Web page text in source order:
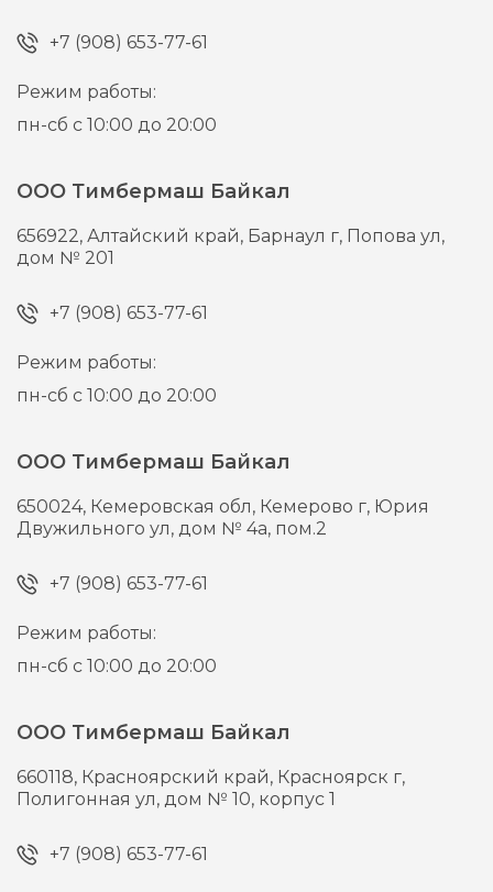
+7 (908) 653-77-61
Режим работы:
пн-сб с 10:00 до 20:00
ООО Тимбермаш Байкал
656922,Алтайский край, Барнаул г, Попова ул,
дом № 201
+7 (908) 653-77-61
Режим работы:
пн-сб с 10:00 до 20:00
ООО Тимбермаш Байкал
650024, Кемеровская обл, Кемерово г, Юрия
Двужильного ул, дом № 4а, пом.2
+7 (908) 653-77-61
Режим работы:
пн-сб с 10:00 до 20:00
ООО Тимбермаш Байкал
660118, Красноярский край, Красноярск г,
Полигонная ул, дом № 10, корпус 1
+7 (908) 653-77-61